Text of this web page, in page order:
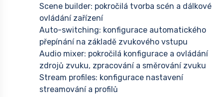
Scene builder: pokročilá tvorba scén a dálkové
ovládání zařízení
Auto-switching: konfigurace automatického
přepínání na základě zvukového vstupu
Audio mixer: pokročilá konfigurace a ovládání
zdrojů zvuku, zpracování a směrování zvuku
Stream profiles: konfigurace nastavení
streamování a profilů